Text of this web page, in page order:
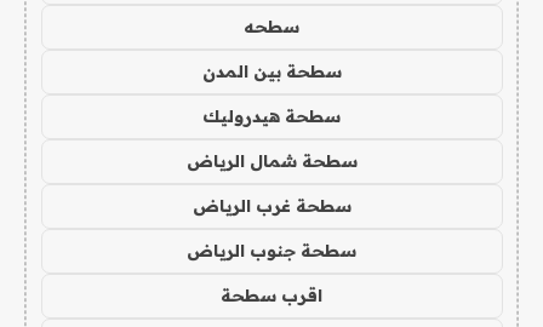
سطحه
سطحة بين المدن
سطحة هيدروليك
سطحة شمال الرياض
سطحة غرب الرياض
سطحة جنوب الرياض
اقرب سطحة